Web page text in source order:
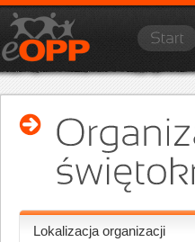
Lokalizacja organizacji